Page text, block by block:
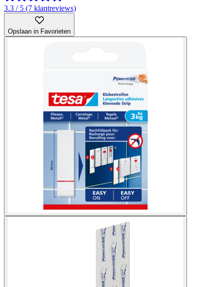
3.3 / 5 (7 klantreviews)
Opslaan in Favorieten